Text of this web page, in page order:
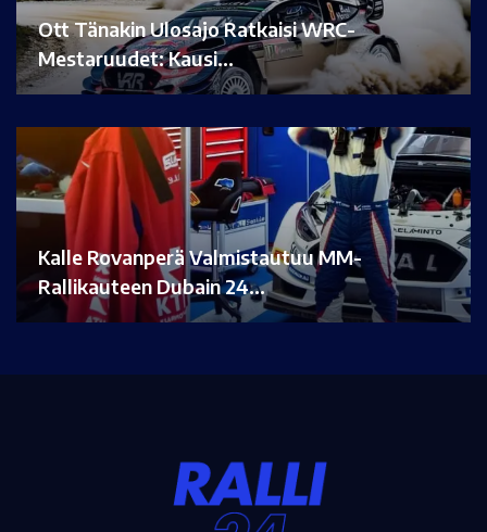
Ott Tänakin Ulosajo Ratkaisi WRC-
Mestaruudet: Kausi…
Kalle Rovanperä Valmistautuu MM-
Rallikauteen Dubain 24…